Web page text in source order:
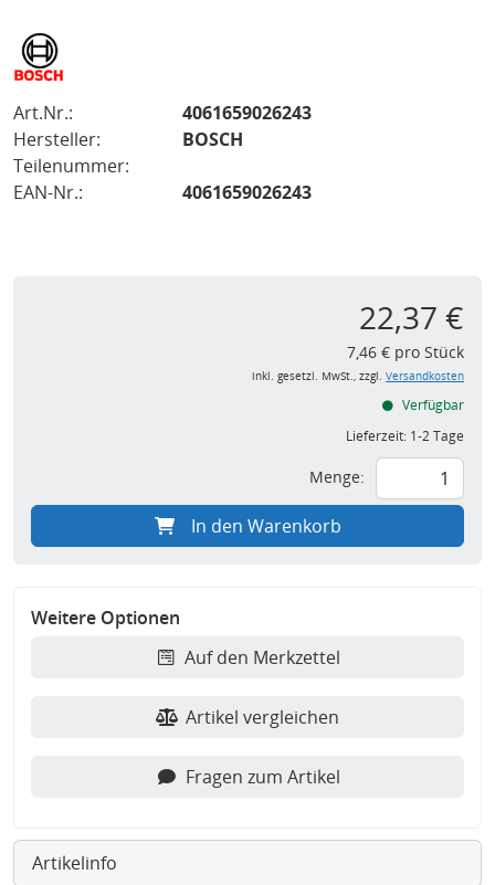
Art.Nr.:
4061659026243
Hersteller:
BOSCH
Teilenummer:
EAN-Nr.:
4061659026243
22,37 €
7,46 € pro Stück
inkl. gesetzl. MwSt., zzgl. Versandkosten
Verfügbar
Lieferzeit: 1-2 Tage
Menge:
In den Warenkorb
Weitere Optionen
Auf den Merkzettel
Artikel vergleichen
Fragen zum Artikel
Artikelinfo